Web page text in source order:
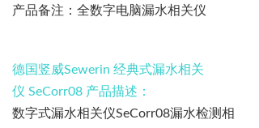
产品备注：全数字电脑漏水相关仪
德国竖威Sewerin 经典式漏水相关
仪 SeCorr08 产品描述：
数字式漏水相关仪SeCorr08漏水检测相